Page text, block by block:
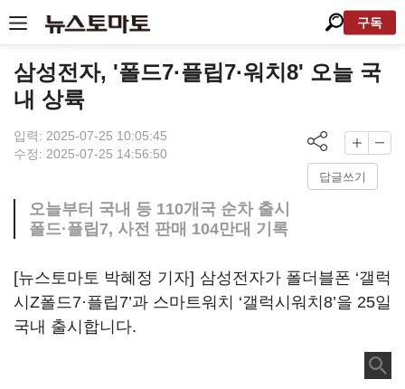
구독
삼성전자, '폴드7·플립7·워치8' 오늘 국
내 상륙
입력: 2025-07-25 10:05:45
수정: 2025-07-25 14:56:50
답글쓰기
오늘부터 국내 등 110개국 순차 출시
폴드·플립7, 사전 판매 104만대 기록
[뉴스토마토 박혜정 기자] 삼성전자가 폴더블폰 ‘갤럭
시Z폴드7·플립7’과 스마트워치 ‘갤럭시워치8’을 25일
국내 출시합니다.